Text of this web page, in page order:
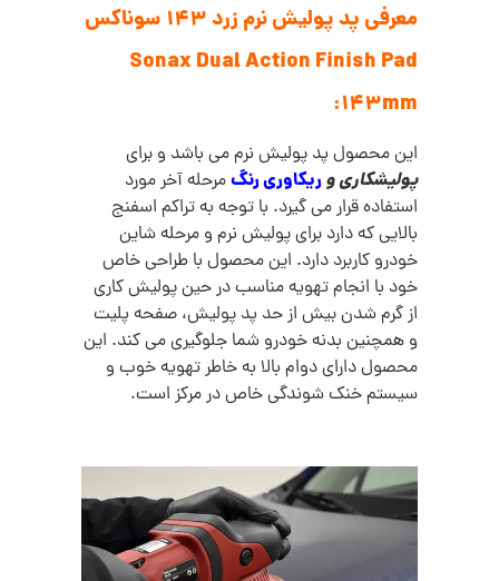
معرفی پد پولیش نرم زرد 143 سوناکس
Sonax Dual Action Finish Pad
143mm:
این محصول پد پولیش نرم می باشد و برای
پولیشکاری وریکاوری رنگمرحله آخر مورد
استفاده قرار می گیرد. با توجه به تراکم اسفنج
بالایی که دارد برای پولیش نرم و مرحله شاین
خودرو کاربرد دارد. این محصول با طراحی خاص
خود با انجام تهویه مناسب در حین پولیش کاری
از گرم شدن بیش از حد پد پولیش، صفحه پلیت
و همچنین بدنه خودرو شما جلوگیری می کند. این
محصول دارای دوام بالا به خاطر تهویه خوب و
سیستم خنک شوندگی خاص در مرکز است.